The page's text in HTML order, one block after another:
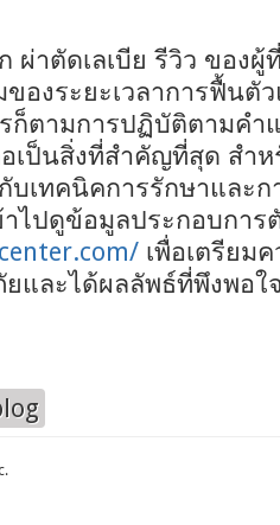
ผ่าตัดเลเบีย รีวิว ของ
องระยะเวลาการฟื้นตั
ก็ตามการปฏิบัติตามคำ
เป็นสิ่งที่สำคัญที่สุด สำ
บเทคนิคการรักษาและ
าไปดูข้อมูลประกอบกา
เพื่อเตรียม
ยและได้ผลลัพธ์ที่พึงพอใ